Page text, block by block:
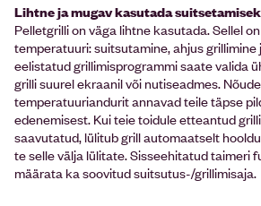
Lihtne ja mugav kasutada
Pelletgrilli on väga lihtne kasutada. Sellel
temperatuuri: suitsutamine, ahjus grillimine
eelistatud grillimisprogrammi saate valida
grilli suurel ekraanil või nutiseadmes.
temperatuuriandurit annavad teile täpse
edenemisest. Kui teie toidule etteantud
saavutatud, lülitub grill automaatselt
te selle välja lülitate. Sisseehitatud taimeri
määrata ka soovitud suitsutus-/grillimisaja.